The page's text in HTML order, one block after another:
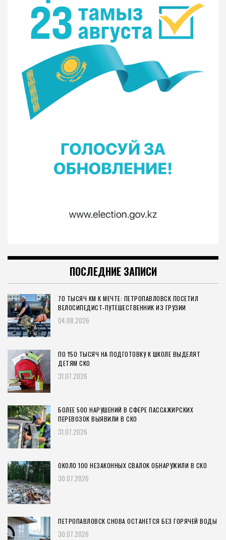
ПОСЛЕДНИЕ ЗАПИСИ
70 ТЫСЯЧ КМ К МЕЧТЕ: ПЕТРОПАВЛОВСК ПОСЕТИЛ
ВЕЛОСИПЕДИСТ-ПУТЕШЕСТВЕННИК ИЗ ГРУЗИИ
04.08.2026
ПО ₸50 ТЫСЯЧ НА ПОДГОТОВКУ К ШКОЛЕ ВЫДЕЛЯТ
ДЕТЯМ СКО
31.07.2026
БОЛЕЕ 500 НАРУШЕНИЙ В СФЕРЕ ПАССАЖИРСКИХ
ПЕРЕВОЗОК ВЫЯВИЛИ В СКО
31.07.2026
ОКОЛО 100 НЕЗАКОННЫХ СВАЛОК ОБНАРУЖИЛИ В СКО
30.07.2026
ПЕТРОПАВЛОВСК СНОВА ОСТАНЕТСЯ БЕЗ ГОРЯЧЕЙ ВОДЫ
30.07.2026